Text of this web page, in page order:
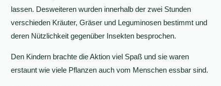
lassen. Desweiteren wurden innerhalb der zwei Stunden
verschieden Kräuter, Gräser und Leguminosen bestimmt und
deren Nützlichkeit gegenüber Insekten besprochen.
Den Kindern brachte die Aktion viel Spaß und sie waren
erstaunt wie viele Pflanzen auch vom Menschen essbar sind.